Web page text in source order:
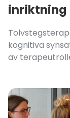
inriktning
kognitiva
av